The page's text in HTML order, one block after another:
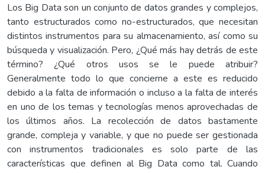
Los Big Data son un conjunto de datos grandes y complejos,
tanto estructurados como no-estructurados, que necesitan
distintos instrumentos para su almacenamiento, así como su
búsqueda y visualización. Pero, ¿Qué más hay detrás de este
término? ¿Qué otros usos se le puede atribuir?
Generalmente todo lo que concierne a este es reducido
debido a la falta de información o incluso a la falta de interés
en uno de los temas y tecnologías menos aprovechadas de
los últimos años. La recolección de datos bastamente
grande, compleja y variable, y que no puede ser gestionada
con instrumentos tradicionales es solo parte de las
características que definen al Big Data como tal. Cuando